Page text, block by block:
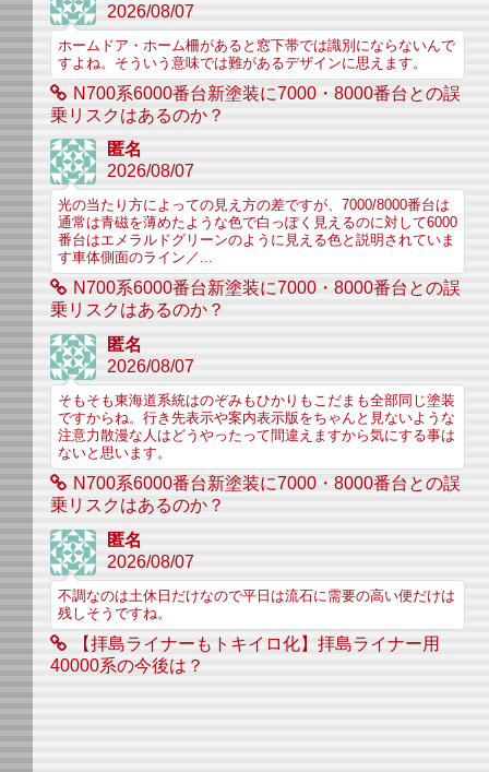
2026/08/07
ホームドア・ホーム柵があると窓下帯では識別にならないんで
すよね。そういう意味では難があるデザインに思えます。
N700系6000番台新塗装に7000・8000番台との誤
乗リスクはあるのか？
匿名
2026/08/07
光の当たり方によっての見え方の差ですが、7000/8000番台は
通常は青磁を薄めたような色で白っぽく見えるのに対して6000
番台はエメラルドグリーンのように見える色と説明されていま
す車体側面のライン／...
N700系6000番台新塗装に7000・8000番台との誤
乗リスクはあるのか？
匿名
2026/08/07
そもそも東海道系統はのぞみもひかりもこだまも全部同じ塗装
ですからね。行き先表示や案内表示版をちゃんと見ないような
注意力散漫な人はどうやったって間違えますから気にする事は
ないと思います。
N700系6000番台新塗装に7000・8000番台との誤
乗リスクはあるのか？
匿名
2026/08/07
不調なのは土休日だけなので平日は流石に需要の高い便だけは
残しそうですね。
【拝島ライナーもトキイロ化】拝島ライナー用
40000系の今後は？